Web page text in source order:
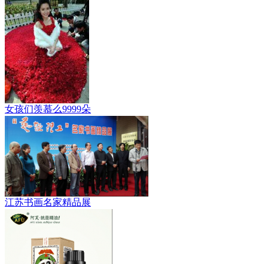
女孩们羡慕么9999朵
江苏书画名家精品展